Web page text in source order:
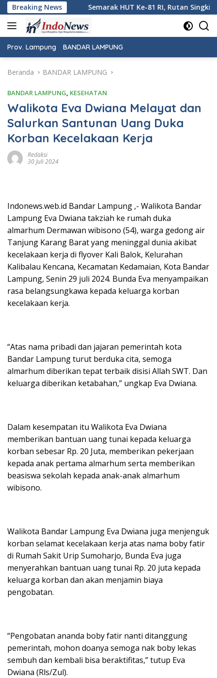
Langsung
ke
konten
Breaking News
HUT Ke-81 RI, Rutan Singkil Resmi Buka Pekan Olahraga
Prov. Lampung BANDAR LAMPUNG
Beranda BANDAR LAMPUNG
BANDAR LAMPUNG, KESEHATAN
Walikota Eva Dwiana Melayat dan
Salurkan Santunan Uang Duka
Korban Kecelakaan Kerja
Redaksi
30 Juli 2024
Indonews.web.id Bandar Lampung ,- Walikota Bandar
Lampung Eva Dwiana takziah ke rumah duka
almarhum Dermawan wibisono (54), warga gedong air
Tanjung Karang Barat yang meninggal dunia akibat
kecelakaan kerja di flyover Kali Balok, Kelurahan
Kalibalau Kencana, Kecamatan Kedamaian, Kota Bandar
Lampung, Senin 29 juli 2024. Bunda Eva menyampaikan
rasa belangsungkawa kepada keluarga korban
kecelakaan kerja.
“Atas nama pribadi dan jajaran pemerintah kota
Bandar Lampung turut berduka cita, semoga
almarhum diberikan tepat terbaik disisi Allah SWT. Dan
keluarga diberikan ketabahan,” ungkap Eva Dwiana.
Dalam kesempatan itu Walikota Eva Dwiana
memberikan bantuan uang tunai kepada keluarga
korban sebesar Rp. 20 Juta, memberikan pekerjaan
kepada anak pertama almarhum serta memberikan
beasiswa sekolah kepada anak-anak almarhum
wibisono.
Walikota Bandar Lampung Eva Dwiana juga menjenguk
korban selamat kecelakaan kerja atas nama boby fatir
di Rumah Sakit Urip Sumoharjo, Bunda Eva juga
menyerahkan bantuan uang tunai Rp. 20 juta kepada
keluarga korban dan akan menjamin biaya
pengobatan.
“Pengobatan ananda boby fatir nanti ditanggung
pemerintah, mohon doanya semoga nak boby lekas
sembuh dan kembali bisa beraktifitas,” tutup Eva
Dwiana (Rls/Zul).